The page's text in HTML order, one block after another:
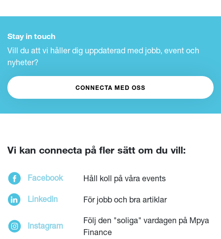
Stay in touch
Vill du att vi håller dig uppdaterad med jobb, event och
nyheter?
CONNECTA MED OSS
Vi kan connecta på fler sätt om du vill:
Facebook Håll koll på våra events
LinkedIn För jobb och bra artiklar
Instagram
Följ den "soliga" vardagen på Mpya
Finance